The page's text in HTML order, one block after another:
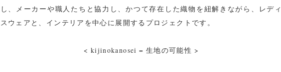
し、メーカーや職人たちと協力し、かつて存在した織物を紐解きながら、レディ
スウェアと、インテリアを中心に展開するプロジェクトです。
< kijinokanosei = 生地の可能性 >